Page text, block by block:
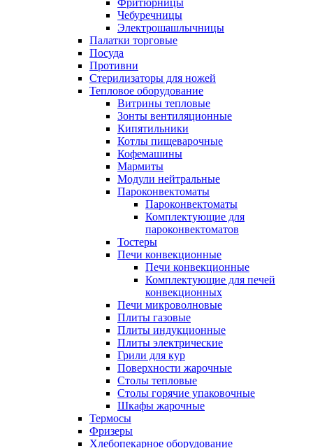
Фритюрницы
Чебуречницы
Электрошашлычницы
Палатки торговые
Посуда
Противни
Стерилизаторы для ножей
Тепловое оборудование
Витрины тепловые
Зонты вентиляционные
Кипятильники
Котлы пищеварочные
Кофемашины
Мармиты
Модули нейтральные
Пароконвектоматы
Пароконвектоматы
Комплектующие для
пароконвектоматов
Тостеры
Печи конвекционные
Печи конвекционные
Комплектующие для печей
конвекционных
Печи микроволновые
Плиты газовые
Плиты индукционные
Плиты электрические
Грили для кур
Поверхности жарочные
Столы тепловые
Столы горячие упаковочные
Шкафы жарочные
Термосы
Фризеры
Хлебопекарное оборудование